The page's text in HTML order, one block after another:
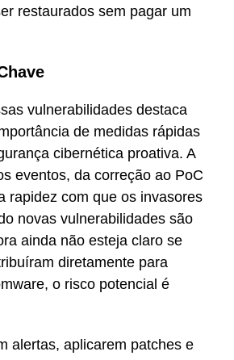
restaurados sem pagar um
vulnerabilidades destaca
de medidas rápidas
cibernética proativa. A
eventos, da correção ao PoC
rapidez com que os invasores
novas vulnerabilidades são
ainda não esteja claro se
diretamente para
o risco potencial é
alertas, aplicarem patches e